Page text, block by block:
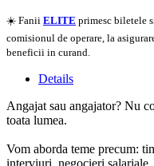
☀️ Fanii ELITE primesc biletele
comisionul de operare, la
beneficii in curand.
Details
Angajat sau angajator? Nu
toata lumea.
Vom aborda teme precum:
interviuri, negocieri